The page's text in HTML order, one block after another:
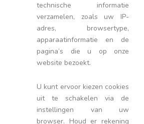
technische informatie
verzamelen, zoals uw IP-
adres, browsertype,
apparaatinformatie en de
pagina’s die u op onze
website bezoekt.
U kunt ervoor kiezen cookies
uit te schakelen via de
instellingen van uw
browser. Houd er rekening